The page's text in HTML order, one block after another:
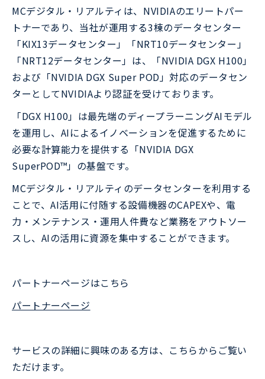
MCデジタル・リアルティは、NVIDIAのエリートパー
トナーであり、当社が運用する3棟のデータセンター
「KIX13データセンター」「NRT10データセンター」
「NRT12データセンター」は、「NVIDIA DGX H100」
および「NVIDIA DGX Super POD」対応のデータセン
ターとしてNVIDIAより認証を受けております。
「DGX H100」は最先端のディープラーニングAIモデル
を運用し、AIによるイノベーションを促進するために
必要な計算能力を提供する「NVIDIA DGX
SuperPOD™」の基盤です。
MCデジタル・リアルティのデータセンターを利用する
ことで、AI活用に付随する設備機器のCAPEXや、電
力・メンテナンス・運用人件費など業務をアウトソー
スし、AIの活用に資源を集中することができます。
パートナーページはこちら
パートナーページ
サービスの詳細に興味のある方は、こちらからご覧い
ただけます。